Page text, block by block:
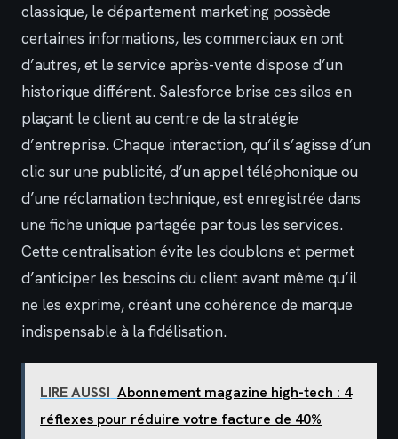
classique, le département marketing possède
certaines informations, les commerciaux en ont
d’autres, et le service après-vente dispose d’un
historique différent. Salesforce brise ces silos en
plaçant le client au centre de la stratégie
d’entreprise. Chaque interaction, qu’il s’agisse d’un
clic sur une publicité, d’un appel téléphonique ou
d’une réclamation technique, est enregistrée dans
une fiche unique partagée par tous les services.
Cette centralisation évite les doublons et permet
d’anticiper les besoins du client avant même qu’il
ne les exprime, créant une cohérence de marque
indispensable à la fidélisation.
LIRE AUSSI Abonnement magazine high-tech : 4
réflexes pour réduire votre facture de 40%